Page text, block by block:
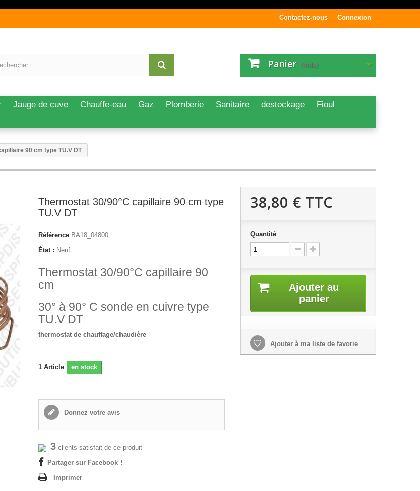
Connexion
Contactez-nous
Panier (vide)
Jauge de cuve Chauffe-eau Gaz Plomberie Sanitaire destockage
Fioul
90 cm type TU.V DT
Thermostat 30/90°C capillaire 90 cm type
TU.V DT
Référence BA18_04800
État : Neuf
Thermostat 30/90°C capillaire 90
cm
30° à 90° C sonde en cuivre type
TU.V DT
thermostat de chauffage/chaudière
1 Article en stock
Donnez votre avis
3 clients satisfait de ce produit
Partager sur Facebook !
Imprimer
38,80 € TTC
Quantité
Ajouter au
panier
Ajouter à ma liste de favorie